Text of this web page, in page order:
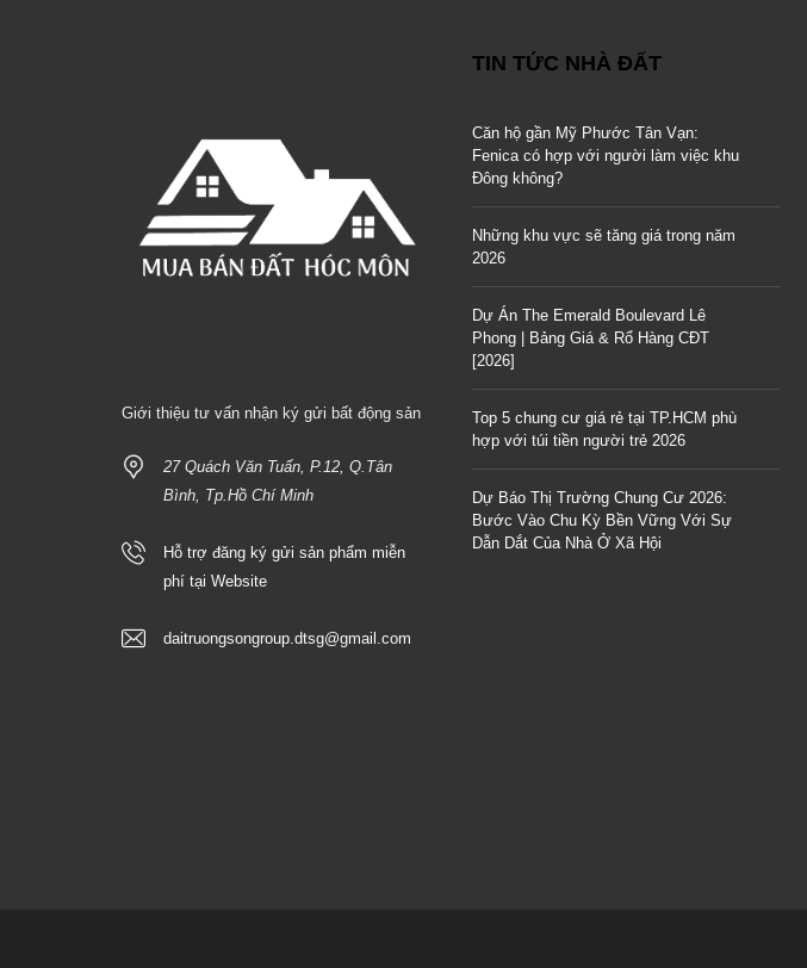
Giới thiệu tư vấn nhận ký gửi bất động sản
27 Quách Văn Tuấn, P.12, Q.Tân
Bình, Tp.Hồ Chí Minh
Hỗ trợ đăng ký gửi sản phẩm miễn
phí tại Website
daitruongsongroup.dtsg@gmail.com
TIN TỨC NHÀ ĐẤT
Căn hộ gần Mỹ Phước Tân Vạn:
Fenica có hợp với người làm việc khu
Đông không?
Những khu vực sẽ tăng giá trong năm
2026
Dự Án The Emerald Boulevard Lê
Phong | Bảng Giá & Rổ Hàng CĐT
[2026]
Top 5 chung cư giá rẻ tại TP.HCM phù
hợp với túi tiền người trẻ 2026
Dự Báo Thị Trường Chung Cư 2026:
Bước Vào Chu Kỳ Bền Vững Với Sự
Dẫn Dắt Của Nhà Ở Xã Hội